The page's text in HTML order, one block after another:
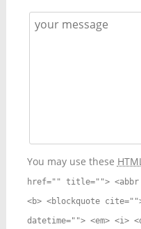
You may use these
href="" title="">
<b> <blockquote
datetime=""> <em> <i>